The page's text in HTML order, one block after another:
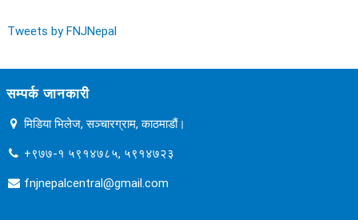
Tweets by FNJNepal
सम्पर्क जानकारी
मिडिया भिलेज, सञ्चारग्राम, काठमाडौं।
+९७७-१ ५९१४७८५, ५९१४७२३
fnjnepalcentral@gmail.com